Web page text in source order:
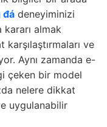
đá deneyiminizi
almak
ve
Aynı zamanda e-
çeken bir model
nelere dikkat
uygulanabilir